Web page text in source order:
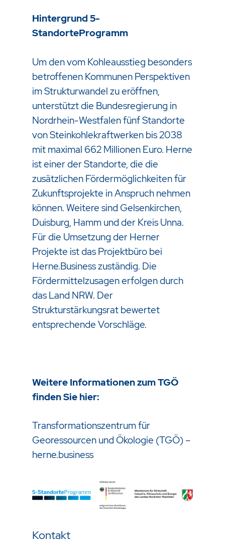
Hintergrund 5-
StandorteProgramm
Um den vom Kohleausstieg besonders
betroffenen Kommunen Perspektiven
im Strukturwandel zu eröffnen,
unterstützt die Bundesregierung in
Nordrhein-Westfalen fünf Standorte
von Steinkohlekraftwerken bis 2038
mit maximal 662 Millionen Euro. Herne
ist einer der Standorte, die die
zusätzlichen Fördermöglichkeiten für
Zukunftsprojekte in Anspruch nehmen
können. Weitere sind Gelsenkirchen,
Duisburg, Hamm und der Kreis Unna.
Für die Umsetzung der Herner
Projekte ist das Projektbüro bei
Herne.Business zuständig. Die
Fördermittelzusagen erfolgen durch
das Land NRW. Der
Strukturstärkungsrat bewertet
entsprechende Vorschläge.
Weitere Informationen zum TGÖ
finden Sie hier:
Transformationszentrum für
Georessourcen und Ökologie (TGÖ) –
herne.business
Kontakt